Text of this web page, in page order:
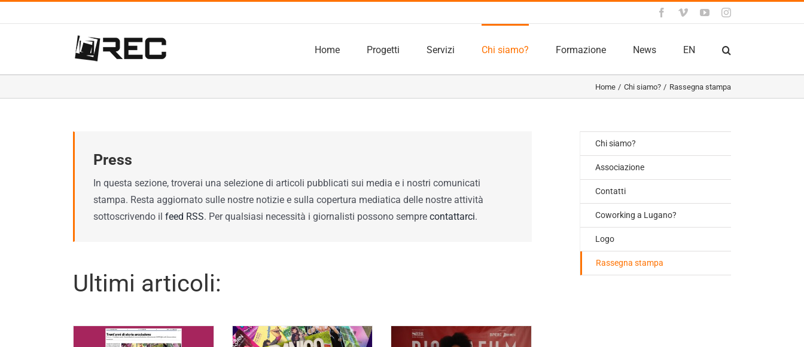
al
Facebook
VimeoYouTubeInstagram
Home Progetti Servizi Chi siamo? Formazione News EN
Home Chi siamo? Rassegna stampa
Press
In questa sezione, troverai una selezione di articoli pubblicati sui media e i nostri comunicati
stampa. Resta aggiornato sulle nostre notizie e sulla copertura mediatica delle nostre attività
sottoscrivendo il feed RSS. Per qualsiasi necessità i giornalisti possono sempre contattarci.
Ultimi articoli:
Chi siamo?
Associazione
Contatti
Coworking a Lugano?
Logo
Rassegna stampa